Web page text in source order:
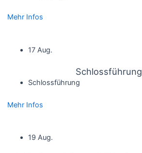
Mehr Infos
17 Aug.
Schlossführung
Schlossführung
Mehr Infos
19 Aug.